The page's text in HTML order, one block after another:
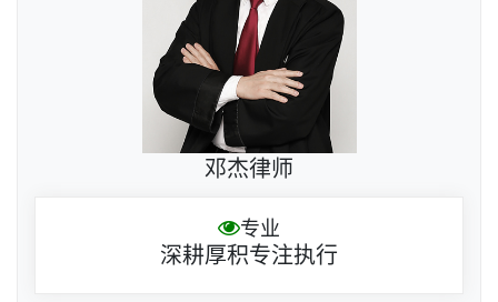
邓杰律师
专业
深耕厚积专注执行